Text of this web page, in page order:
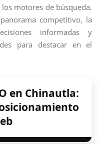
motores de búsqueda.
competitivo, la
informadas y
para destacar en el
en Chinautla: